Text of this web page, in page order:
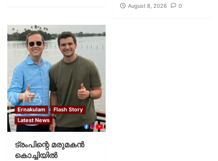
August 8, 2026 0
Ernakulam
Flash Story
Latest News
ട്രംപിന്റെ മരുമകന്‍
കൊച്ചിയില്‍